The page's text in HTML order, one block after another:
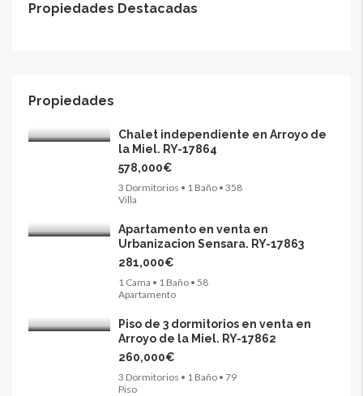
Propiedades Destacadas
Propiedades
Chalet independiente en Arroyo de
la Miel. RY-17864
578,000€
3 Dormitorios • 1 Baño • 358
Villa
Apartamento en venta en
Urbanizacion Sensara. RY-17863
281,000€
1 Cama • 1 Baño • 58
Apartamento
Piso de 3 dormitorios en venta en
Arroyo de la Miel. RY-17862
260,000€
3 Dormitorios • 1 Baño • 79
Piso